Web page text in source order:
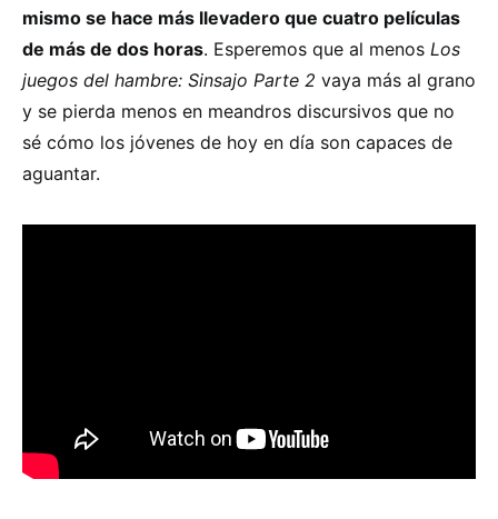
mismo se hace más llevadero que cuatro películas
de más de dos horas. Esperemos que al menos Los
juegos del hambre: Sinsajo Parte 2 vaya más al grano
y se pierda menos en meandros discursivos que no
sé cómo los jóvenes de hoy en día son capaces de
aguantar.